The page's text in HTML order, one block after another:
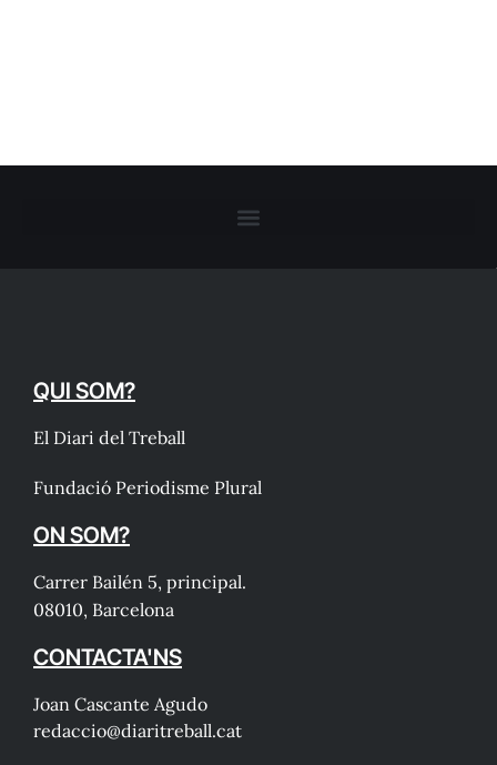
QUI SOM?
El Diari del Treball
Fundació Periodisme Plural
ON SOM?
Carrer Bailén 5, principal.
08010, Barcelona
CONTACTA'NS
Joan Cascante Agudo
redaccio@diaritreball.cat